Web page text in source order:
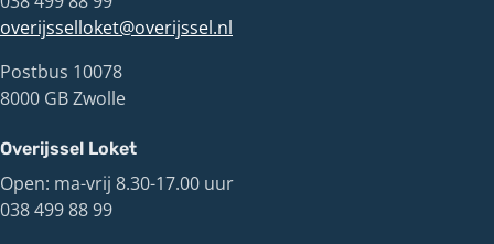
overijsselloket@overijssel.nl
Postbus 10078
8000 GB Zwolle
Overijssel Loket
Open: ma-vrij 8.30-17.00 uur
038 499 88 99